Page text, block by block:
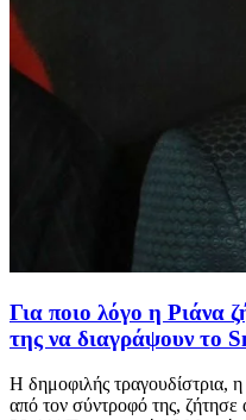
Για ποιο λόγο η Ριάνα
της να διαγράψουν το
H δημοφιλής τραγουδίστρια,
από τον σύντροφό της, ζήτησε